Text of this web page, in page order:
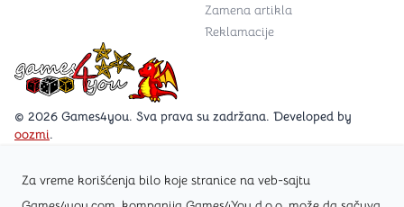
Za vreme korišćenja bilo koje stranice na veb-sajtu
Games4you logo
© 2026 Games4you. Sva prava su zadržana. Developed by
oozmi.
Posetite Facebook stranicu /Games4you.rs
Zamena artikla
Reklamacije